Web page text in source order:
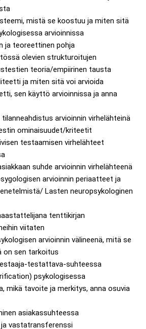
mistä se koostuu ja miten sitä
arvioinnissa
ja teoreettinen pohja
olevien strukturoitujen
teoria/empiirinen tausta
ja miten sitä voi arvioida
sen käyttö arvioinnissa ja anna
arvioinnin virhelähteinä
ominaisuudet/kriteetit
testaamisen virhelähteet
suhde arvioinnin virhelähteenä
arvioinnin periaatteet ja
Lasten neuropsykologinen
tenttikirjan
viitaten
arvioinnin välineenä, mitä se
on sen tarkoitus
testattava-suhteessa
psykologisessa
mikä tavoite ja merkitys, anna osuvia
asiakassuhteessa
vastatransferenssi